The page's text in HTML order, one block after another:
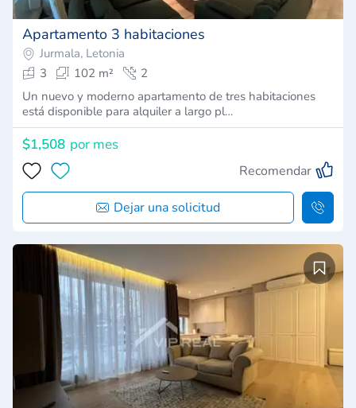
Apartamento 3 habitaciones
Jurmala, Letonia
3
102 m²
2
Un nuevo y moderno apartamento de tres habitaciones
está disponible para alquiler a largo pl…
$1,508 por mes
Recomendar
Dejar una solicitud